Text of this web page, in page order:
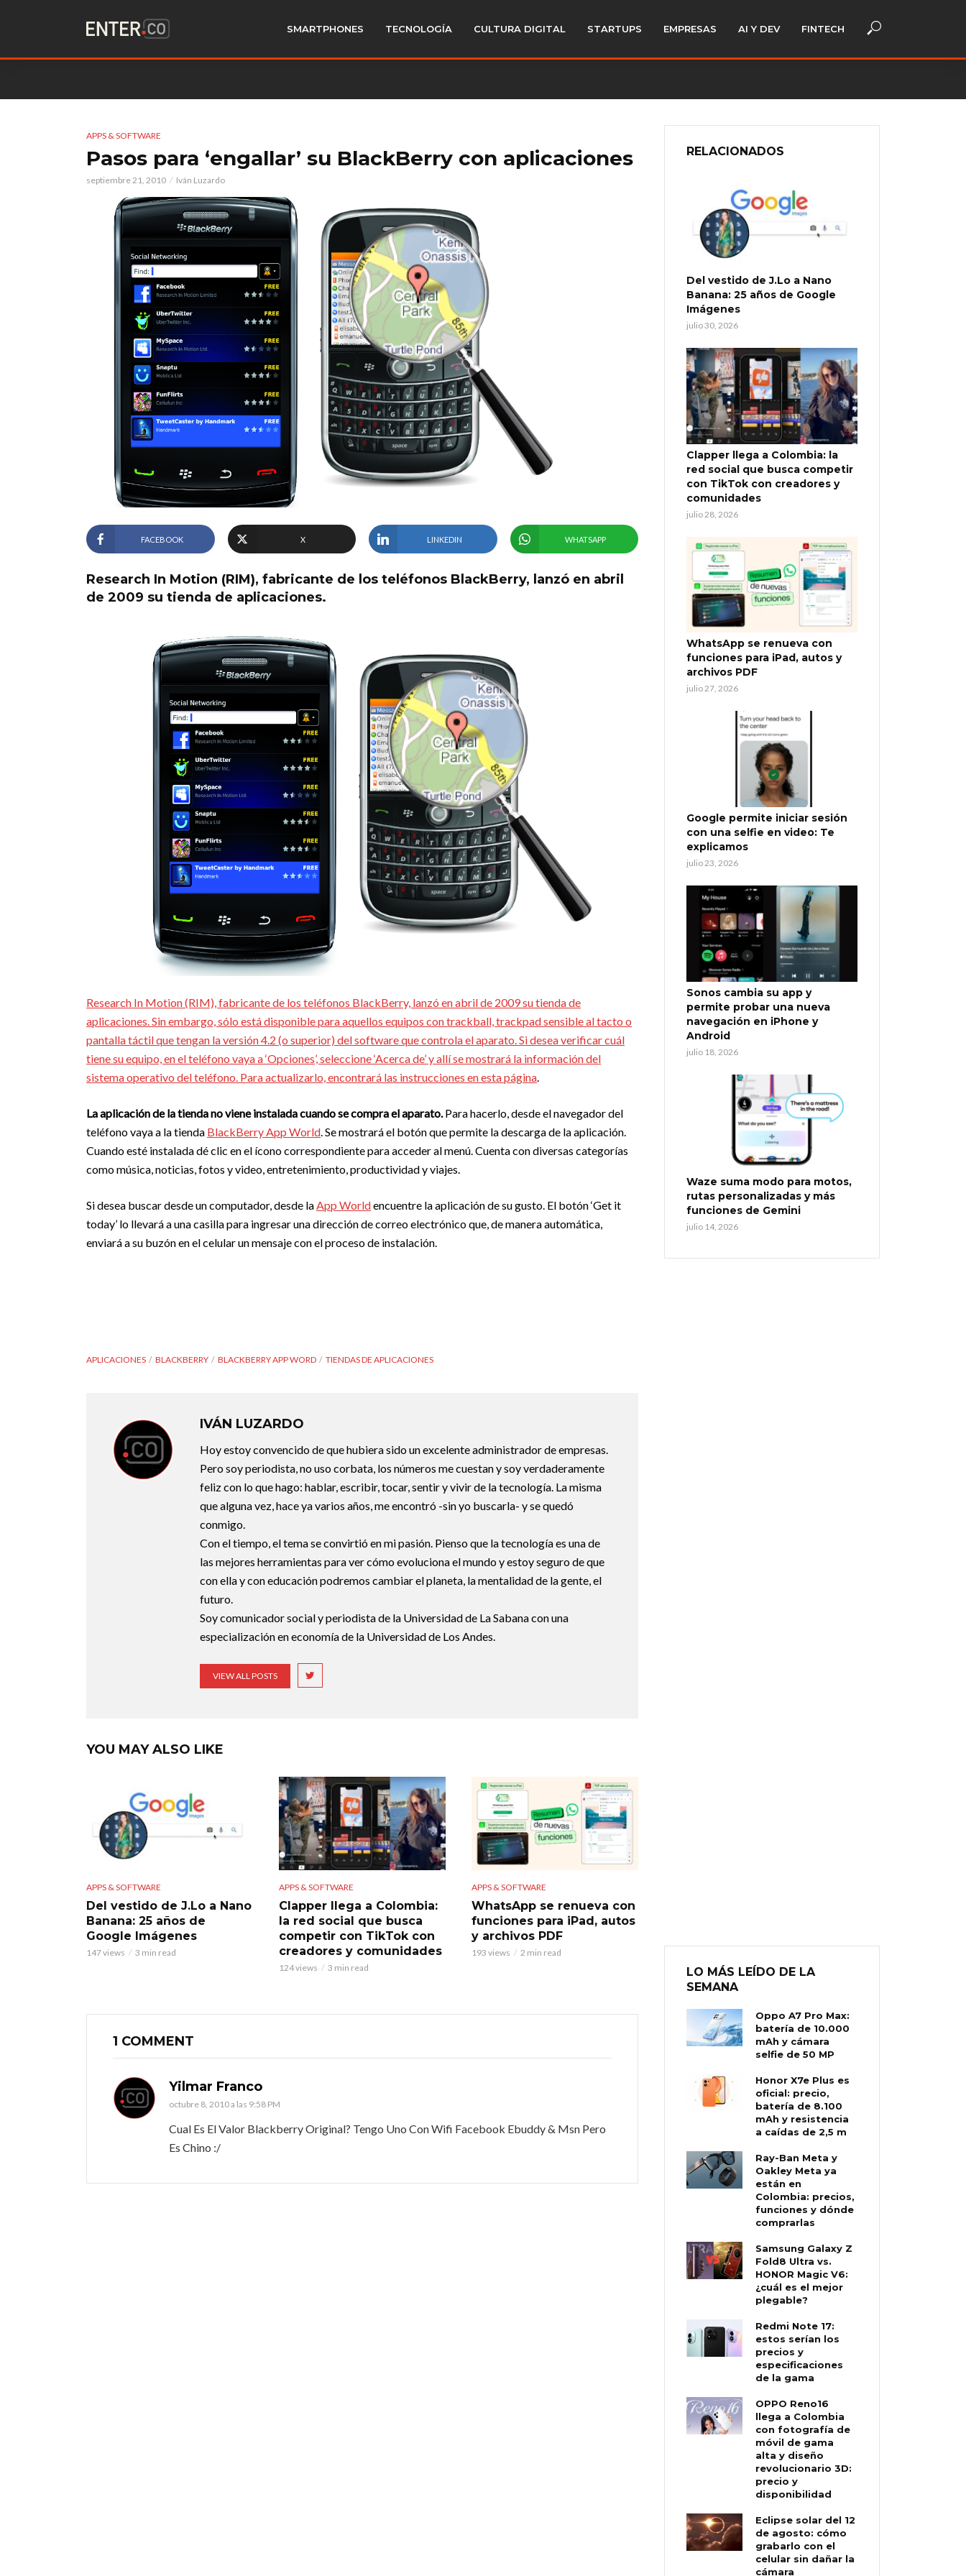
SMARTPHONES TECNOLOGÍA CULTURA DIGITAL STARTUPS EMPRESAS AI Y DEV FINTECH
APPS & SOFTWARE
Pasos para ‘engallar’ su BlackBerry con aplicaciones
septiembre 21, 2010 Iván Luzardo
FACEBOOK X LINKEDIN WHATSAPP
Research In Motion (RIM), fabricante de los teléfonos BlackBerry, lanzó en abril
de 2009 su tienda de aplicaciones.
Research In Motion (RIM), fabricante de los teléfonos BlackBerry, lanzó en abril de 2009 su tienda de
aplicaciones. Sin embargo, sólo está disponible para aquellos equipos con trackball, trackpad sensible al tacto o
pantalla táctil que tengan la versión 4.2 (o superior) del software que controla el aparato. Si desea verificar cuál
tiene su equipo, en el teléfono vaya a ‘Opciones’, seleccione ‘Acerca de’ y allí se mostrará la información del
sistema operativo del teléfono. Para actualizarlo, encontrará las instrucciones enesta página.
La aplicación de la tienda no viene instalada cuando se compra el aparato.Para hacerlo, desde el navegador del
teléfono vaya a la tienda BlackBerry App World. Se mostrará el botón que permite la descarga de la aplicación.
Cuando esté instalada dé clic en el ícono correspondiente para acceder al menú. Cuenta con diversas categorías
como música, noticias, fotos y video, entretenimiento, productividad y viajes.
Si desea buscar desde un computador, desde laApp Worldencuentre la aplicación de su gusto. El botón ‘Get it
today’ lo llevará a una casilla para ingresar una dirección de correo electrónico que, de manera automática,
enviará a su buzón en el celular un mensaje con el proceso de instalación.
APLICACIONES BLACKBERRY BLACKBERRY APP WORD TIENDAS DE APLICACIONES
IVÁN LUZARDO
Hoy estoy convencido de que hubiera sido un excelente administrador de empresas.
Pero soy periodista, no uso corbata, los números me cuestan y soy verdaderamente
feliz con lo que hago: hablar, escribir, tocar, sentir y vivir de la tecnología. La misma
que alguna vez, hace ya varios años, me encontró -sin yo buscarla- y se quedó
conmigo.
Con el tiempo, el tema se convirtió en mi pasión. Pienso que la tecnología es una de
las mejores herramientas para ver cómo evoluciona el mundo y estoy seguro de que
con ella y con educación podremos cambiar el planeta, la mentalidad de la gente, el
futuro.
Soy comunicador social y periodista de la Universidad de La Sabana con una
especialización en economía de la Universidad de Los Andes.
VIEW ALL POSTS
YOU MAY ALSO LIKE
APPS & SOFTWARE
Del vestido de J.Lo a Nano
Banana: 25 años de
Google Imágenes
147 views 3 min read
APPS & SOFTWARE
Clapper llega a Colombia:
la red social que busca
competir con TikTok con
creadores y comunidades
124 views 3 min read
APPS & SOFTWARE
WhatsApp se renueva con
funciones para iPad, autos
y archivos PDF
193 views 2 min read
1 COMMENT
Yilmar Franco
octubre 8, 2010 a las 9:58 PM
Cual Es El Valor Blackberry Original? Tengo Uno Con Wifi Facebook Ebuddy & Msn Pero
Es Chino :/
RELACIONADOS
Del vestido de J.Lo a Nano
Banana: 25 años de Google
Imágenes
julio 30, 2026
Clapper llega a Colombia: la
red social que busca competir
con TikTok con creadores y
comunidades
julio 28, 2026
WhatsApp se renueva con
funciones para iPad, autos y
archivos PDF
julio 27, 2026
Google permite iniciar sesión
con una selfie en video: Te
explicamos
julio 23, 2026
Sonos cambia su app y
permite probar una nueva
navegación en iPhone y
Android
julio 18, 2026
Waze suma modo para motos,
rutas personalizadas y más
funciones de Gemini
julio 14, 2026
LO MÁS LEÍDO DE LA
SEMANA
Oppo A7 Pro Max:
batería de 10.000
mAh y cámara
selfie de 50 MP
Honor X7e Plus es
oficial: precio,
batería de 8.100
mAh y resistencia
a caídas de 2,5 m
Ray-Ban Meta y
Oakley Meta ya
están en
Colombia: precios,
funciones y dónde
comprarlas
Samsung Galaxy Z
Fold8 Ultra vs.
HONOR Magic V6:
¿cuál es el mejor
plegable?
Redmi Note 17:
estos serían los
precios y
especificaciones
de la gama
OPPO Reno16
llega a Colombia
con fotografía de
móvil de gama
alta y diseño
revolucionario 3D:
precio y
disponibilidad
Eclipse solar del 12
de agosto: cómo
grabarlo con el
celular sin dañar la
cámara